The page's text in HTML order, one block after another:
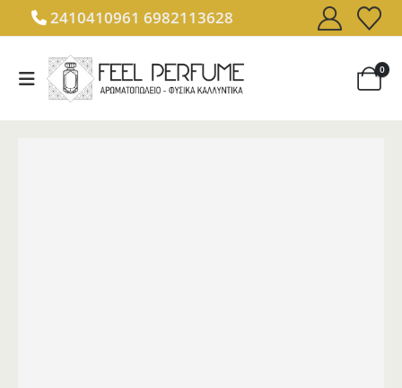
2410410961 6982113628
0